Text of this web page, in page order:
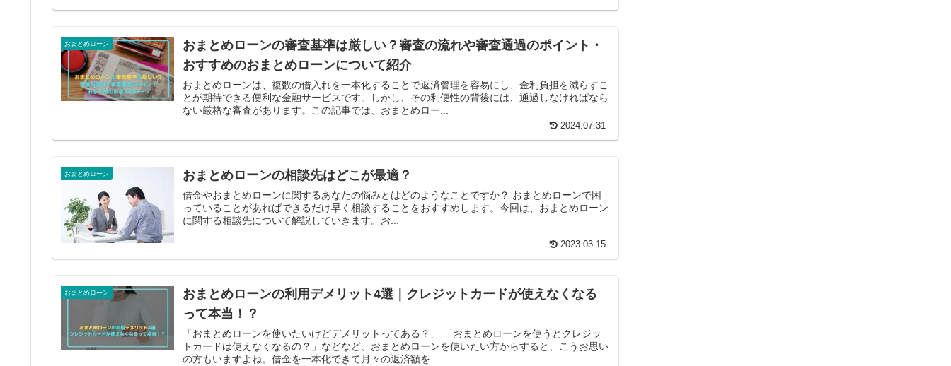
おまとめローン
おまとめローンの審査基準は厳しい？審査の流れや審査通過のポイント・
おすすめのおまとめローンについて紹介
おまとめローンは、複数の借入れを一本化することで返済管理を容易にし、金利負担を減らすこ
とが期待できる便利な金融サービスです。しかし、その利便性の背後には、通過しなければなら
ない厳格な審査があります。この記事では、おまとめロー...
2024.07.31
おまとめローン おまとめローンの相談先はどこが最適？
借金やおまとめローンに関するあなたの悩みとはどのようなことですか？ おまとめローンで困
っていることがあればできるだけ早く相談することをおすすめします。今回は、おまとめローン
に関する相談先について解説していきます。お...
2023.03.15
おまとめローン
おまとめローンの利用デメリット4選｜クレジットカードが使えなくなる
って本当！？
「おまとめローンを使いたいけどデメリットってある？」 「おまとめローンを使うとクレジッ
トカードは使えなくなるの？」などなど、おまとめローンを使いたい方からすると、こうお思い
の方もいますよね。借金を一本化できて月々の返済額を...